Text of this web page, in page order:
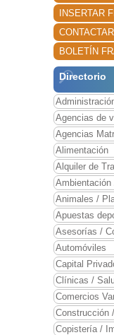
INSERTAR
CONTACTAR
BOLETÍN
Directorio
Agencias de
Agencias
Alimentación
Alquiler de
Animales /
Apuestas
Asesorías /
Automóviles
Capital
Clínicas /
Comercios
Construcción
Copistería /